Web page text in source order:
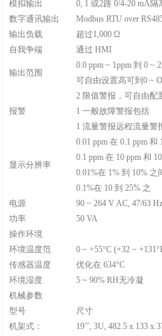
模拟输出
0, 1 或2路 0/4-20 mA隔
数字通讯输出
Modbus RTU over
输出负载
超过1,000 Ω
自我争端
通过 HMI
输出范围
0.0 ppm ~ 1ppm 到 0 ~
可自由设置高可到0 ~
报警
2 限值警报，可自由配
1 一般故障警报包括
1 流量警报远程流量警
显示分辨率
0.01 ppm 在 0.1 ppm 和
0.1 ppm 在 10 ppm 和
0.01%在 1% 到 10% 之
0.1%在 10 到 25% 之
电源
90 ~ 264 V AC, 47/63 Hz
功率
50 VA
操作环境
环境温度范
0 ~ +55°C (+32 ~
传感器温度
优化在 634°C
环境湿度
5 ~ 90% RH无冷凝
机械参数
型号
尺寸
机架式：
19’’, 3U, 482.5 x 133 x